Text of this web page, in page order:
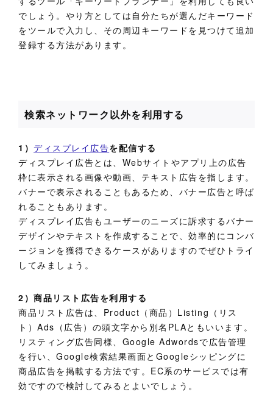
でしょう。やり方としては自分たちが選んだキーワード
をツールで入力し、その周辺キーワードを見つけて追加
登録する方法があります。
検索ネットワーク以外を利用する
1）ディスプレイ広告を配信する
ディスプレイ広告とは、Webサイトやアプリ上の広告
枠に表示される画像や動画、テキスト広告を指します。
バナーで表示されることもあるため、バナー広告と呼ば
れることもあります。
ディスプレイ広告もユーザーのニーズに訴求するバナー
デザインやテキストを作成することで、効率的にコンバ
ージョンを獲得できるケースがありますのでぜひトライ
してみましょう。
2）商品リスト広告を利用する
商品リスト広告は、Product（商品）Listing（リス
ト）Ads（広告）の頭文字から別名PLAともいいます。
リスティング広告同様、Google Adwordsで広告管理
を行い、Google検索結果画面とGoogleシッピングに
商品広告を掲載する方法です。EC系のサービスでは有
効ですので検討してみるとよいでしょう。